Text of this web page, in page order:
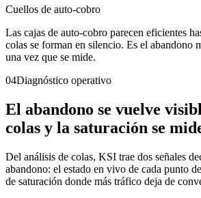
Cuellos de auto-cobro
Las cajas de auto-cobro parecen eficientes
colas se forman en silencio. Es el abandono
una vez que se mide.
04Diagnóstico operativo
El abandono se vuelve
colas y la saturación se
Del análisis de colas, KSI trae dos señales
abandono: el estado en vivo de cada punto
de saturación donde más tráfico deja de